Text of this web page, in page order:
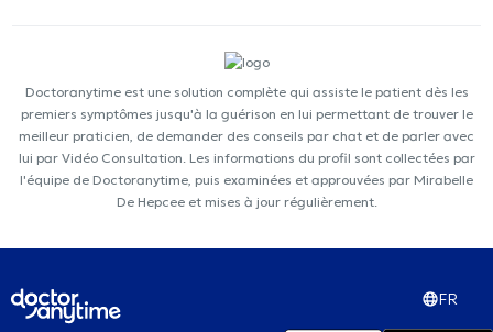
Doctoranytime est une solution complète qui assiste le patient dès les
premiers symptômes jusqu'à la guérison en lui permettant de trouver le
meilleur praticien, de demander des conseils par chat et de parler avec
lui par Vidéo Consultation. Les informations du profil sont collectées par
l'équipe de Doctoranytime, puis examinées et approuvées par Mirabelle
De Hepcee et mises à jour régulièrement.
FR